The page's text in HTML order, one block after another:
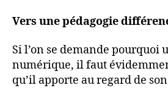
Vers une pédagogie
Si l’on se demande
numérique, il faut
qu’il apporte au regard de